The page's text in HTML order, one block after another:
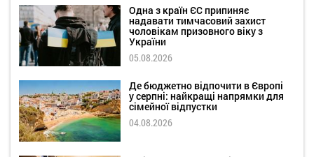
Одна з країн ЄС припиняє
надавати тимчасовий захист
чоловікам призовного віку з
України
05.08.2026
Де бюджетно відпочити в Європі
у серпні: найкращі напрямки для
сімейної відпустки
04.08.2026